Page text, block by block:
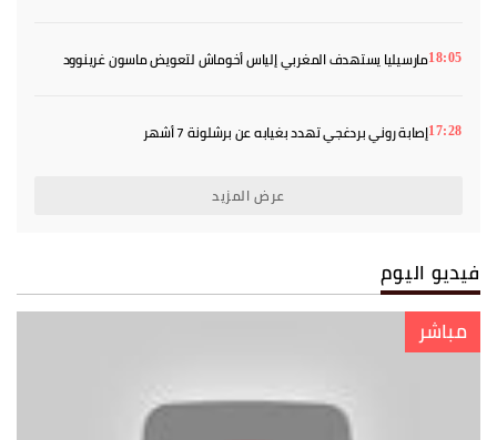
18:05مارسيليا يستهدف المغربي إلياس أخوماش لتعويض ماسون غرينوود
17:28إصابة روني بردغجي تهدد بغيابه عن برشلونة 7 أشهر
عرض المزيد
فيديو اليوم
مباشر